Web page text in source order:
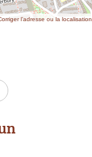
l’adresse ou la localisation